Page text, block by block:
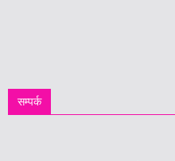
सम्पर्क